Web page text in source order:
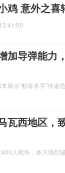
鸡 意外之喜
加导弹能力
展示“航母杀手”传递
瓦西地区，
人死伤，多方强烈